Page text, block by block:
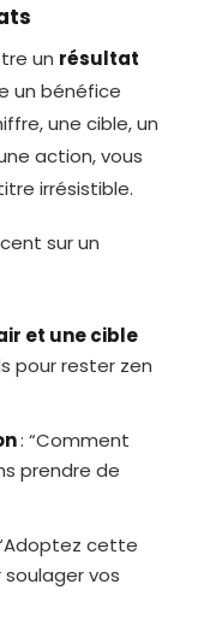
un résultat
un bénéfice
une cible, un
action, vous
irrésistible.
sur un
et une cible
pour rester zen
: “Comment
prendre de
cette
vos